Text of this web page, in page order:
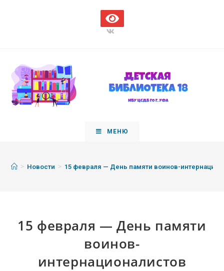
МЕНЮ
> Новости > 15 февраля — День памяти воинов-
15 февраля — День памяти
воинов-
интернационалистов